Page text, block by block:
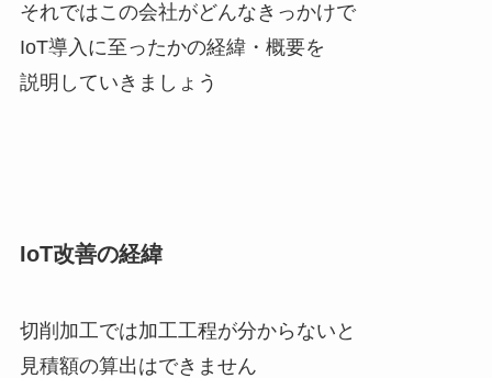
それではこの会社がどんなきっかけで
IoT導入に至ったかの経緯・概要を
説明していきましょう
IoT改善の経緯
切削加工では加工工程が分からないと
見積額の算出はできません